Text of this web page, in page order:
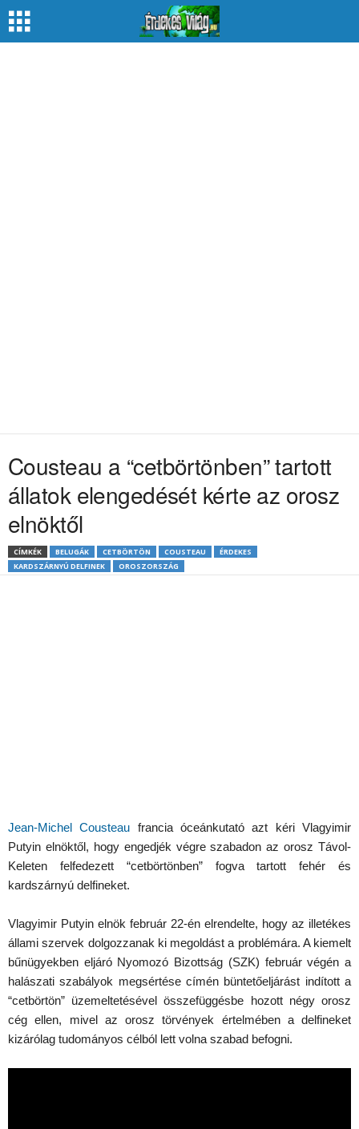
Cousteau a “cetbörtönben” tartott
állatok elengedését kérte az orosz
elnöktől
CÍMKÉK BELUGÁK CETBÖRTÖN COUSTEAU
ÉRDEKES
KARDSZÁRNYÚ DELFINEK
OROSZORSZÁG
Jean-Michel Cousteau francia óceánkutató azt kéri Vlagyimir
Putyin elnöktől, hogy engedjék végre szabadon az orosz Távol-
Keleten felfedezett “cetbörtönben” fogva tartott fehér és
kardszárnyú delfineket.
Vlagyimir Putyin elnök február 22-én elrendelte, hogy az illetékes
állami szervek dolgozzanak ki megoldást a problémára. A kiemelt
bűnügyekben eljáró Nyomozó Bizottság (SZK) február végén a
halászati szabályok megsértése címén büntetőeljárást indított a
“cetbörtön” üzemeltetésével összefüggésbe hozott négy orosz
cég ellen, mivel az orosz törvények értelmében a delfineket
kizárólag tudományos célból lett volna szabad befogni.